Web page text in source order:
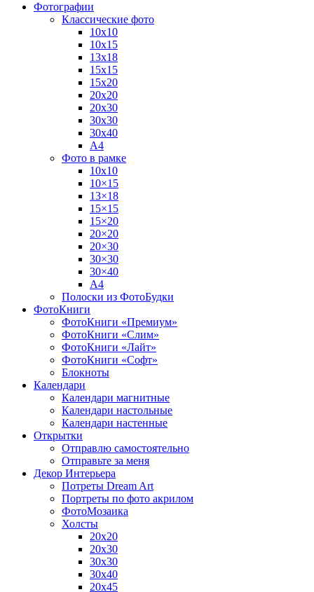
Фотографии
Классические фото
10х10
10х15
13х18
15х15
15х20
20х20
20х30
30х30
30х40
А4
Фото в рамке
10х10
10×15
13×18
15×15
15×20
20×20
20×30
30×30
30×40
A4
Полоски из ФотоБудки
ФотоКниги
ФотоКниги «Премиум»
ФотоКниги «Слим»
ФотоКниги «Лайт»
ФотоКниги «Софт»
Блокноты
Календари
Календари магнитные
Календари настольные
Календари настенные
Открытки
Отправлю самостоятельно
Отправьте за меня
Декор Интерьера
Потреты Dream Art
Портреты по фото акрилом
ФотоМозаика
Холсты
20х20
20х30
30х30
30х40
20х45